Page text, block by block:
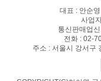
대표 : 안순
사업
통신판매업
전화 : 02-
주소 : 서울시 강서구